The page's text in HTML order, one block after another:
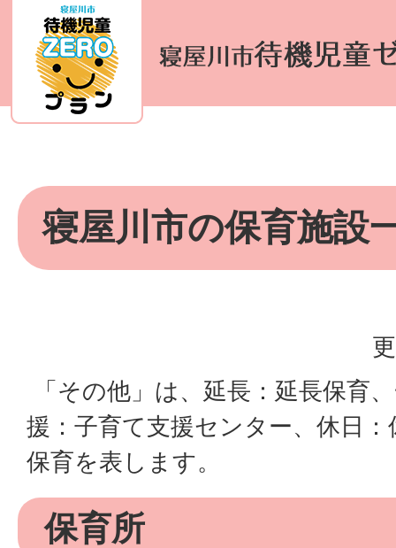
寝屋川市の保育施設
「その他」は、延長：延長保育
援：子育て支援センター、休日
保育を表します。
保育所